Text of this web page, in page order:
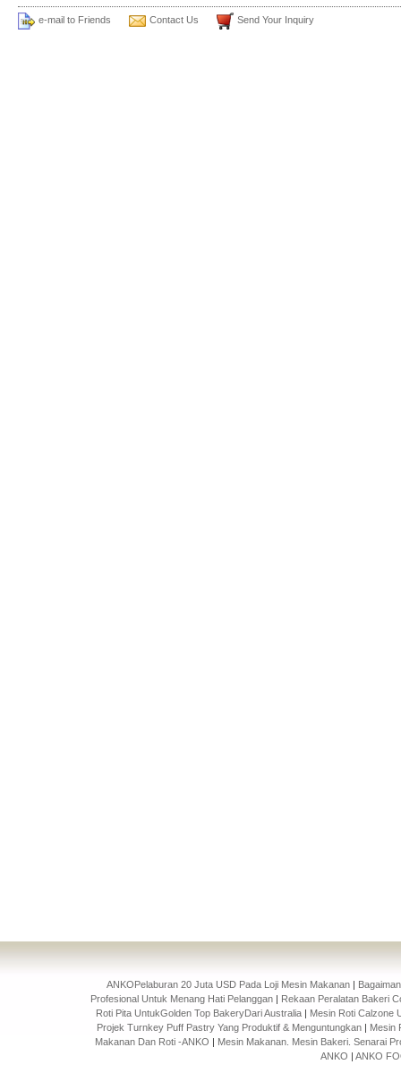
e-mail to Friends Contact Us Send Your Inquiry
ANKOPelaburan 20 Juta USD Pada Loji Mesin Makanan |
Profesional Untuk Menang Hati Pelanggan | Rekaan Peralatan Bakeri
Roti Pita UntukGolden Top BakeryDari Australia | Mesin Roti Calzone
Projek Turnkey Puff Pastry Yang Produktif & Menguntungkan | Mesin
Makanan Dan Roti -ANKO | Mesin Makanan. Mesin Bakeri. Senarai
ANKO |ANKO